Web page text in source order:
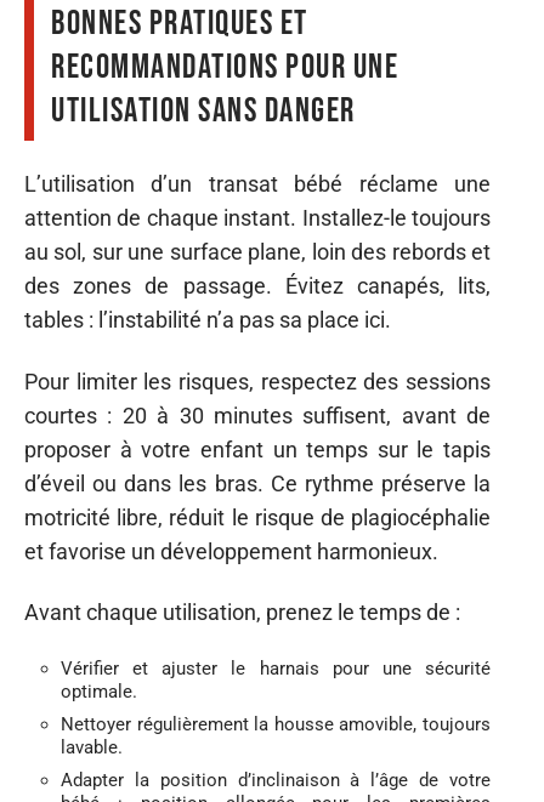
Bonnes pratiques et
recommandations pour une
utilisation sans danger
L’utilisation d’un transat bébé réclame une
attention de chaque instant. Installez-le toujours
au sol, sur une surface plane, loin des rebords et
des zones de passage. Évitez canapés, lits,
tables : l’instabilité n’a pas sa place ici.
Pour limiter les risques, respectez des sessions
courtes : 20 à 30 minutes suffisent, avant de
proposer à votre enfant un temps sur le tapis
d’éveil ou dans les bras. Ce rythme préserve la
motricité libre, réduit le risque de plagiocéphalie
et favorise un développement harmonieux.
Avant chaque utilisation, prenez le temps de :
Vérifier et ajuster le harnais pour une sécurité
optimale.
Nettoyer régulièrement la housse amovible, toujours
lavable.
Adapter la position d’inclinaison à l’âge de votre